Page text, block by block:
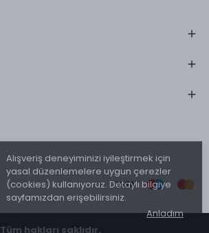
Alışveriş deneyiminizi iyileştirmek için
yasal düzenlemelere uygun çerezler
(cookies) kullanıyoruz. Detaylı bilgiye
sayfamızdan erişebilirsiniz.
Anladım
hakları saklıdır.